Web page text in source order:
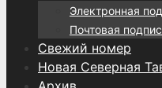
Электронная
Почтовая
Свежий номер
Новая Северная